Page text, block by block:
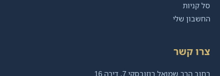
סל קניות
החשבון שלי
צרו קשר
רחוב הרב שמואל רוזובסקי 7, דירה 16